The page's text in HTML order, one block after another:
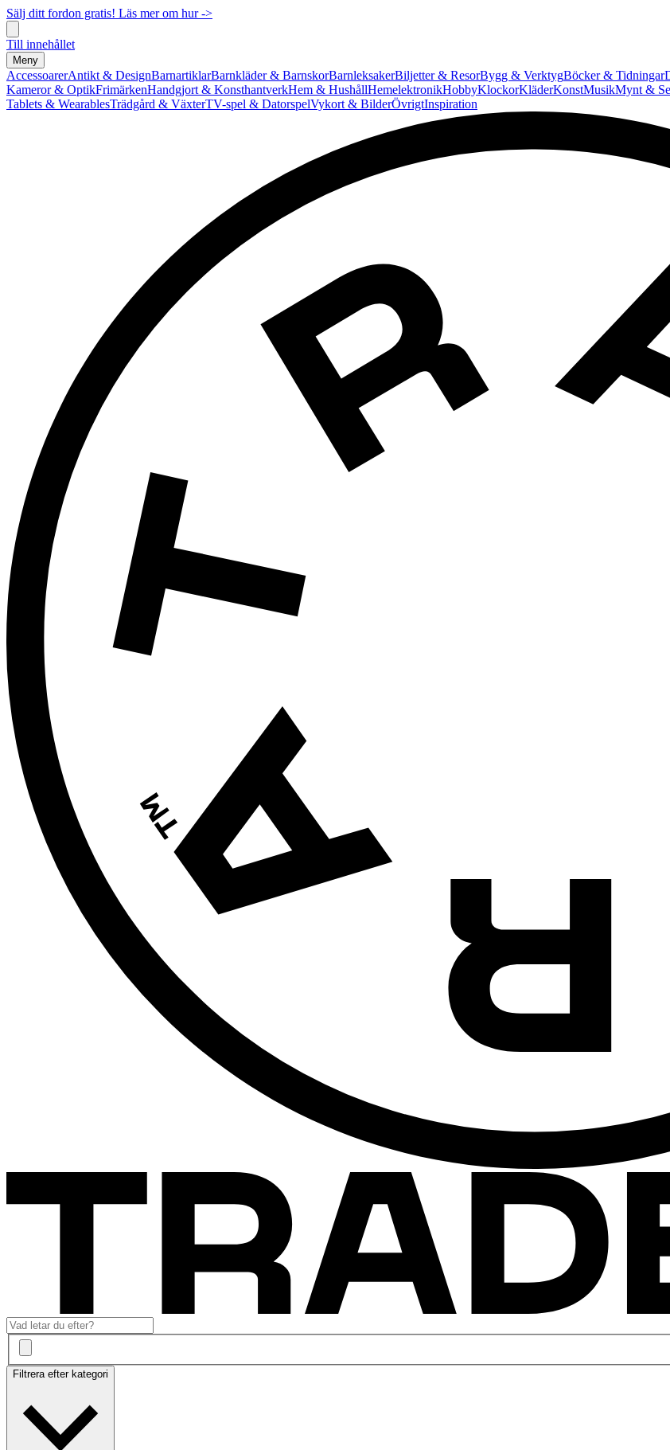
Sälj ditt fordon gratis! Läs mer om hur ->
Till innehållet
Meny
AccessoarerAntikt & DesignBarnartiklarBarnkläder & BarnskorBarnleksakerBiljetter & ResorBygg & VerktygBöcker & Tidningar
Kameror & OptikFrimärkenHandgjort & KonsthantverkHem & HushållHemelektronikHobbyKlockorKläderKonstMusikMynt &
Tablets & WearablesTrädgård & VäxterTV-spel & DatorspelVykort & BilderÖvrigtInspiration
Filtrera efter kategori